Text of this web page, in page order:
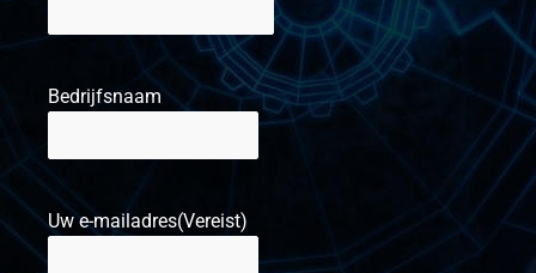
Bedrijfsnaam
Uw e-mailadres(Vereist)